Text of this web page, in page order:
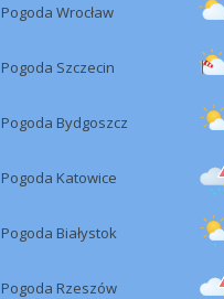
Pogoda Wrocław
Pogoda Szczecin
Pogoda Bydgoszcz
Pogoda Katowice
Pogoda Białystok
Pogoda Rzeszów